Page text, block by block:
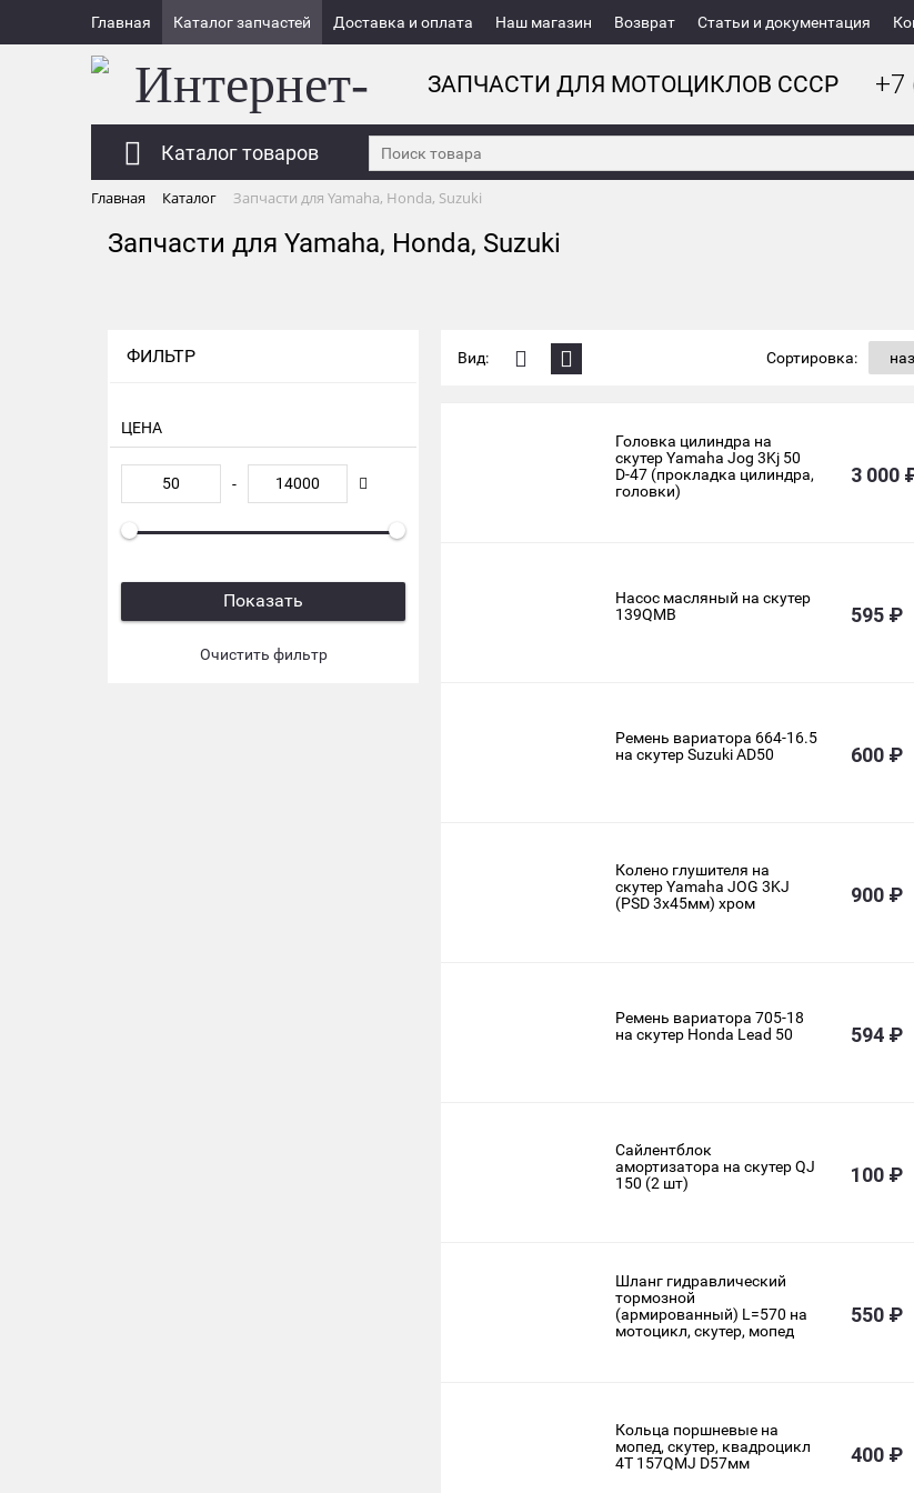
Главная Каталог запчастей Доставка и оплата Наш магазин Возврат Статьи и документация
ЗАПЧАСТИ ДЛЯ МОТОЦИКЛОВ СССР +7
Каталог товаров
Главная Каталог Запчасти для Yamaha, Honda, Suzuki
Запчасти для Yamaha, Honda, Suzuki
ФИЛЬТР
ЦЕНА
-
Вид: Сортировка:
Головка цилиндра на
скутер Yamaha Jog 3Kj 50
D-47 (прокладка цилиндра,
головки)
3 000
Насос масляный на скутер
139QMB
595 ₽
Ремень вариатора 664-16.5
на скутер Suzuki AD50
600 ₽
Колено глушителя на
скутер Yamaha JOG 3KJ
(PSD 3х45мм) хром
900 ₽
Ремень вариатора 705-18
на скутер Honda Lead 50
594 ₽
Сайлентблок
амортизатора на скутер QJ
150 (2 шт)
100 ₽
Шланг гидравлический
тормозной
(армированный) L=570 на
мотоцикл, скутер, мопед
550 ₽
Кольца поршневые на
мопед, скутер, квадроцикл
4Т 157QMJ D57мм
400 ₽